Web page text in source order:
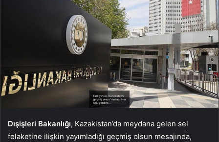
Dışişleri Bakanlığı, Kazakistan’da meydana gelen sel
felaketine ilişkin yayımladığı geçmiş olsun mesajında,